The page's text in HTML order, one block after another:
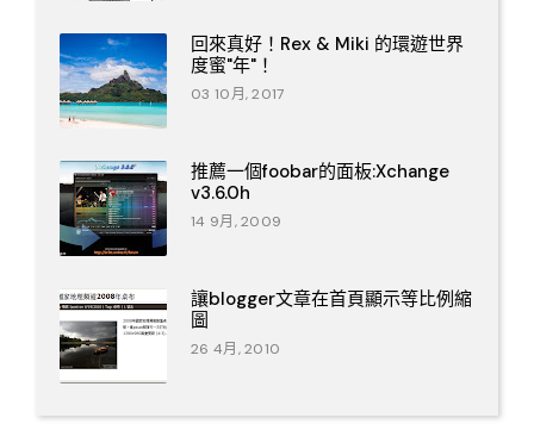
回來真好！Rex & Miki 的環遊世界
度蜜"年"！
03 10月, 2017
推薦一個foobar的面板:Xchange
v3.6.0h
14 9月, 2009
讓blogger文章在首頁顯示等比例縮
圖
26 4月, 2010